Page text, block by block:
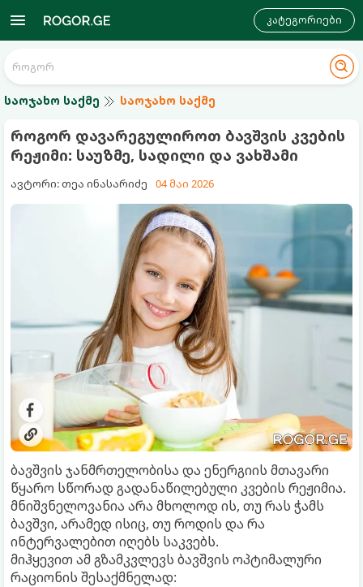
კატეგორიები
საოჯახო საქმე საოჯახო საქმე
როგორ დავარეგულიროთ ბავშვის კვების
რეჟიმი: საუზმე, სადილი და ვახშამი
ავტორი: თეა ინასარიძე 04 მაი 2026
ბავშვის ჯანმრთელობისა და ენერგიის მთავარი
წყარო სწორად გადანაწილებული კვების რეჟიმია.
მნიშვნელოვანია არა მხოლოდ ის, თუ რას ჭამს
ბავშვი, არამედ ისიც, თუ როდის და რა
ინტერვალებით იღებს საკვებს.
მიჰყევით ამ გზამკვლევს ბავშვის ოპტიმალური
რაციონის შესაქმნელად: